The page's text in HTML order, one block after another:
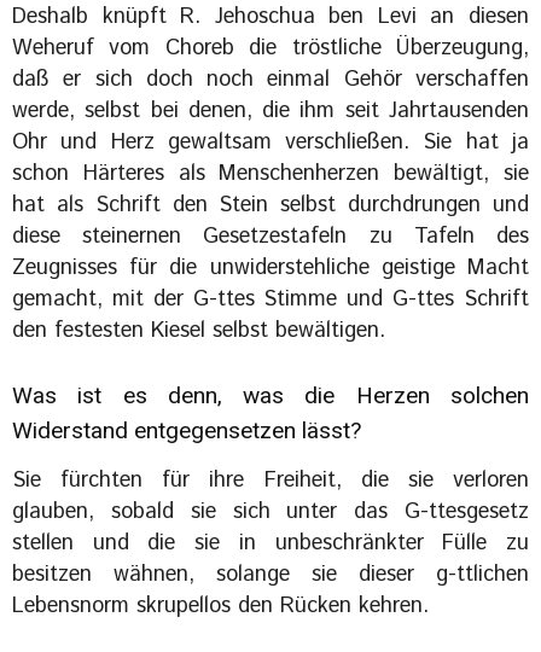
Deshalb knüpft R. Jehoschua ben Levi an diesen
Weheruf vom Choreb die tröstliche Überzeugung,
daß er sich doch noch einmal Gehör verschaffen
werde, selbst bei denen, die ihm seit Jahrtausenden
Ohr und Herz gewaltsam verschließen. Sie hat ja
schon Härteres als Menschenherzen bewältigt, sie
hat als Schrift den Stein selbst durchdrungen und
diese steinernen Gesetzestafeln zu Tafeln des
Zeugnisses für die unwiderstehliche geistige Macht
gemacht, mit der G-ttes Stimme und G-ttes Schrift
den festesten Kiesel selbst bewältigen.
Was ist es denn, was die Herzen solchen
Widerstand entgegensetzen lässt?
Sie fürchten für ihre Freiheit, die sie verloren
glauben, sobald sie sich unter das G-ttesgesetz
stellen und die sie in unbeschränkter Fülle zu
besitzen wähnen, solange sie dieser g-ttlichen
Lebensnorm skrupellos den Rücken kehren.